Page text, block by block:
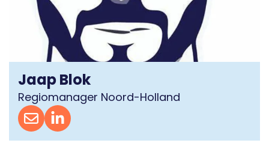
Jaap Blok
Regiomanager Noord-Holland